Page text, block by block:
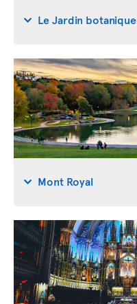
Le Jardin botanique
Mont Royal